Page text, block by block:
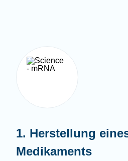
1. Herstellung
Medikaments